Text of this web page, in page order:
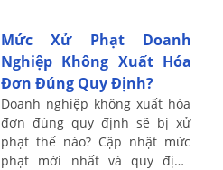
đúng ...
Mức Xử Phạt Doanh
Nghiệp Không Xuất Hóa
Đơn Đúng Quy Định?
Doanh nghiệp không xuất hóa
đơn đúng quy định sẽ bị xử
phạt thế nào? Cập nhật mức
phạt mới nhất và quy định